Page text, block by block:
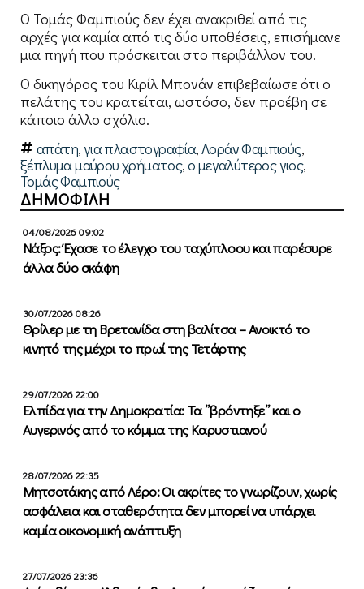
Ο Τομάς Φαμπιούς δεν έχει ανακριθεί από τις
αρχές για καμία από τις δύο υποθέσεις, επισήμανε
μια πηγή που πρόσκειται στο περιβάλλον του.
Ο δικηγόρος του Κιρίλ Μπονάν επιβεβαίωσε ότι ο
πελάτης του κρατείται, ωστόσο, δεν προέβη σε
κάποιο άλλο σχόλιο.
απάτη,για πλαστογραφία,Λοράν Φαμπιούς,
ξέπλυμα μαύρου χρήματος,ο μεγαλύτερος γιος,
Τομάς Φαμπιούς
ΔΗΜΟΦΙΛΗ
04/08/2026 09:02
Νάξος: Έχασε το έλεγχο του ταχύπλοου και παρέσυρε
άλλα δύο σκάφη
30/07/2026 08:26
Θρίλερ με τη Βρετανίδα στη βαλίτσα – Ανοικτό το
κινητό της μέχρι το πρωί της Τετάρτης
29/07/2026 22:00
Ελπίδα για την Δημοκρατία: Τα ”βρόντηξε” και ο
Αυγερινός από το κόμμα της Καρυστιανού
28/07/2026 22:35
Μητσοτάκης από Λέρο: Οι ακρίτες το γνωρίζουν, χωρίς
ασφάλεια και σταθερότητα δεν μπορεί να υπάρχει
καμία οικονομική ανάπτυξη
27/07/2026 23:36